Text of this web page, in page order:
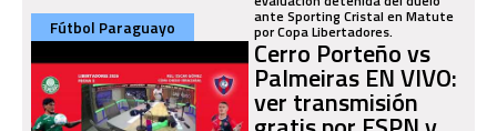
ante Sporting Cristal en Matute
por Copa Libertadores.
Fútbol Paraguayo
Cerro Porteño vs
Palmeiras EN VIVO:
ver transmisión